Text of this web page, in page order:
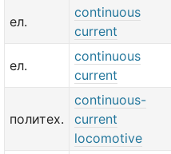
ел.
continuous
current
ел.
continuous
current
политех.
continuous-
current
locomotive